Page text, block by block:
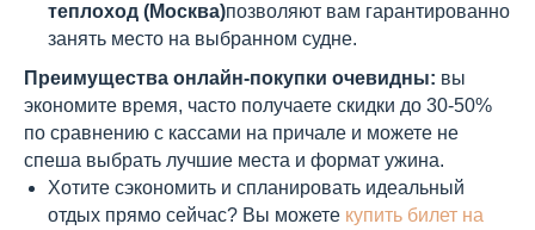
теплоход (Москва)позволяют вам гарантированно
занять место на выбранном судне.
Преимущества онлайн-покупки очевидны: вы
экономите время, часто получаете скидки до 30-50%
по сравнению с кассами на причале и можете не
спеша выбрать лучшие места и формат ужина.
Хотите сэкономить и спланировать идеальный
отдых прямо сейчас? Вы можете купить билет на